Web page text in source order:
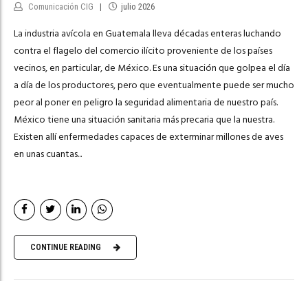
Comunicación CIG julio 2026
La industria avícola en Guatemala lleva décadas enteras luchando
contra el flagelo del comercio ilícito proveniente de los países
vecinos, en particular, de México. Es una situación que golpea el día
a día de los productores, pero que eventualmente puede ser mucho
peor al poner en peligro la seguridad alimentaria de nuestro país.
México tiene una situación sanitaria más precaria que la nuestra.
Existen allí enfermedades capaces de exterminar millones de aves
en unas cuantas...
CONTINUE READING